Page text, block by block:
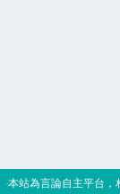
‧本站為言論自主平台